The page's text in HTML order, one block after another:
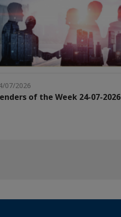
07/2026
of the Week 24-07-2026